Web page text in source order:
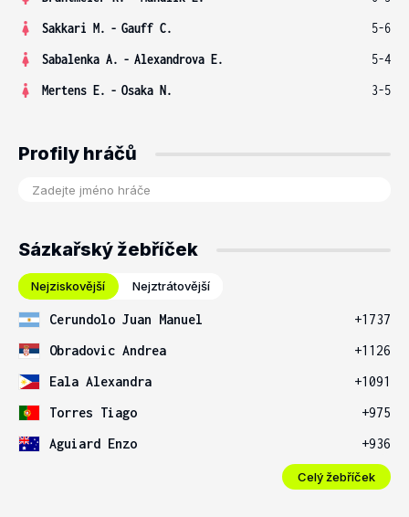
Sakkari M. - Gauff C.
5-6
Sabalenka A. - Alexandrova E.
5-4
Mertens E. - Osaka N. 3-5
Profily hráčů
Sázkařský žebříček
Nejziskovější Nejztrátovější
Cerundolo Juan Manuel
+1737
Obradovic Andrea
+1126
Eala Alexandra
+1091
Torres Tiago
+975
Aguiard Enzo
+936
Celý žebříček